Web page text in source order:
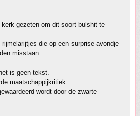
gezeten om dit soort bulshit te
die op een surprise-avondje
misstaan.
is geen tekst.
maatschappijkritiek.
wordt door de zwarte